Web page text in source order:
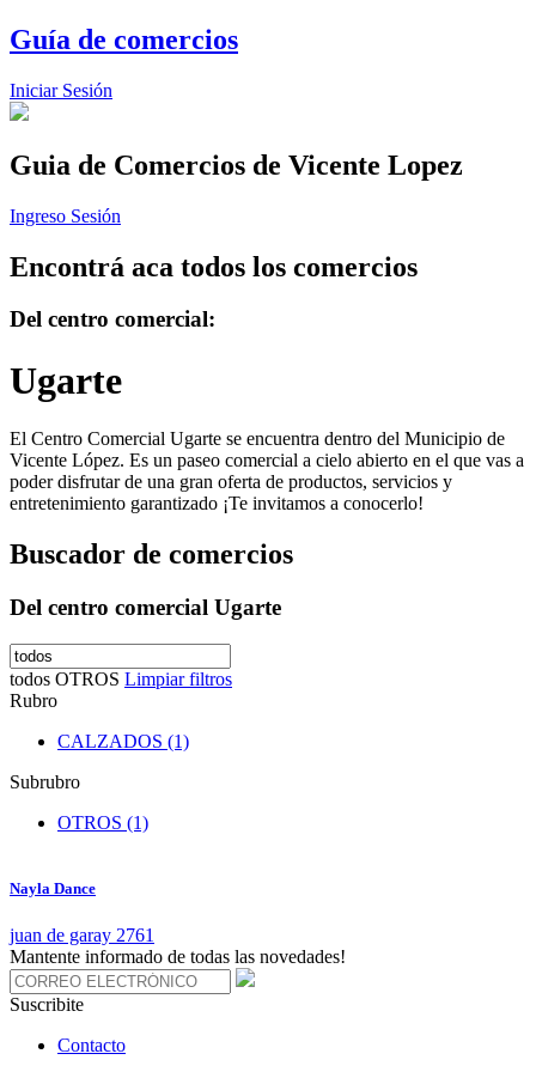
Guía de comercios
Iniciar Sesión
Guia de Comercios de Vicente Lopez
Ingreso Sesión
Encontrá aca todos los comercios
Del centro comercial:
Ugarte
El Centro Comercial Ugarte se encuentra dentro del Municipio de
Vicente López. Es un paseo comercial a cielo abierto en el que vas a
poder disfrutar de una gran oferta de productos, servicios y
entretenimiento garantizado ¡Te invitamos a conocerlo!
Buscador de comercios
Del centro comercial Ugarte
todos OTROS Limpiar filtros
Rubro
CALZADOS (1)
Subrubro
OTROS (1)
Nayla Dance
juan de garay 2761
Mantente informado de todas las novedades!
Suscribite
Contacto